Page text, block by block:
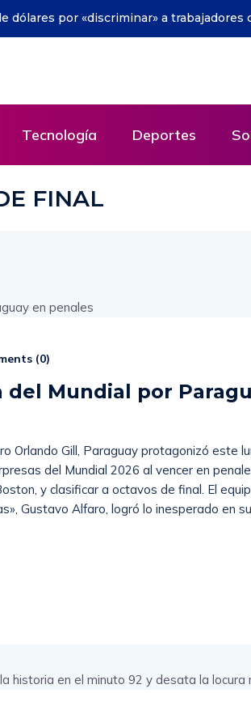
de guerra» por ataque a dos
Tecnología Deportes
FINAL
(0)
Mundial por
Orlando Gill, Paraguay protagonizó este
del Mundial 2026 al vencer en
y clasificar a octavos de final. El
Gustavo Alfaro, logró lo inesperado en